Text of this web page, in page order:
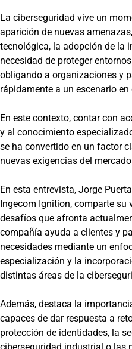
La ciberseguridad vive un
aparición de nuevas
tecnológica, la adopción de la
necesidad de proteger
obligando a organizaciones y
rápidamente a un escenario
En este contexto, contar con
y al conocimiento
se ha convertido en un factor
nuevas exigencias del
En esta entrevista, Jorge
Ingecom Ignition, comparte su
desafíos que afronta
compañía ayuda a clientes y
necesidades mediante un
especialización y la
distintas áreas de la
Además, destaca la
capaces de dar respuesta a
protección de identidades, la